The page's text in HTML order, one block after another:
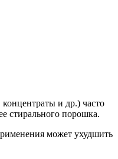
и др.) часто
стирального порошка.
может ухудшить